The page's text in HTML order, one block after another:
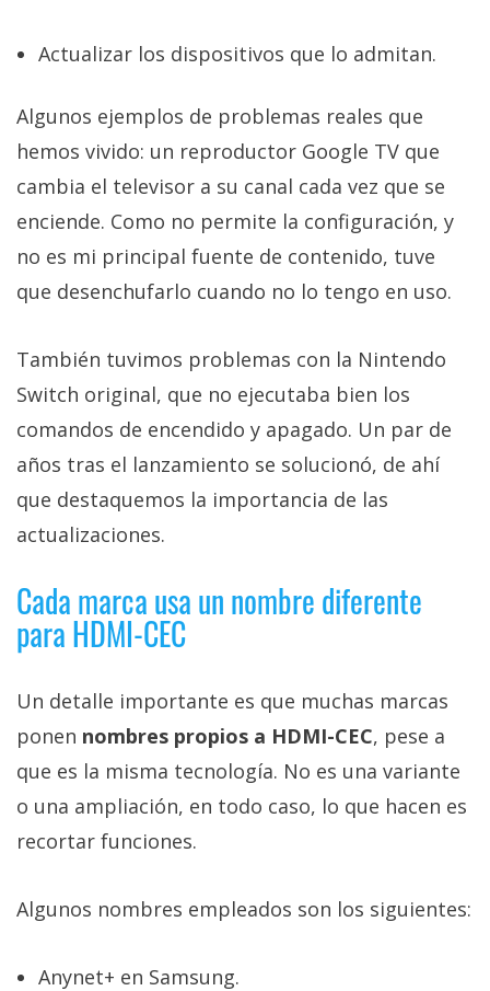
Actualizar los dispositivos que lo admitan.
Algunos ejemplos de problemas reales que
hemos vivido: un reproductor Google TV que
cambia el televisor a su canal cada vez que se
enciende. Como no permite la configuración, y
no es mi principal fuente de contenido, tuve
que desenchufarlo cuando no lo tengo en uso.
También tuvimos problemas con la Nintendo
Switch original, que no ejecutaba bien los
comandos de encendido y apagado. Un par de
años tras el lanzamiento se solucionó, de ahí
que destaquemos la importancia de las
actualizaciones.
Cada marca usa un nombre diferente
para HDMI-CEC
Un detalle importante es que muchas marcas
ponen nombres propios a HDMI-CEC, pese a
que es la misma tecnología. No es una variante
o una ampliación, en todo caso, lo que hacen es
recortar funciones.
Algunos nombres empleados son los siguientes:
Anynet+ en Samsung.